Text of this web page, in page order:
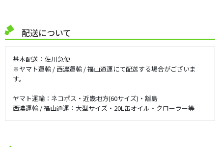
配送について
基本配送：佐川急便
※ヤマト運輸 / 西濃運輸 / 福山通運にて配送する場合がございま
す。
ヤマト運輸：ネコポス・近畿地方(60サイズ)・離島
西濃運輸 / 福山通運：大型サイズ・20L缶オイル・クローラー等